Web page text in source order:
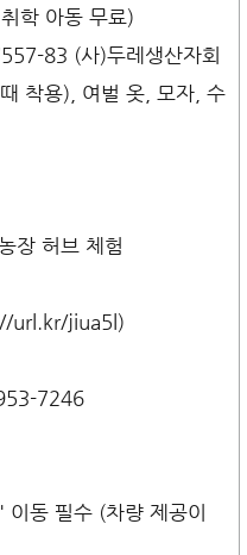
학 아동 무료)
83 (사)두레생산자회
착용), 여벌 옷, 모자, 수
장 허브 체험
url.kr/jiua5l)
7246
동 필수 (차량 제공이